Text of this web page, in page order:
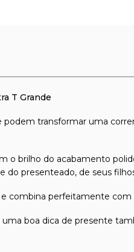
T Grande
podem transformar uma
o brilho do acabamento
do presenteado, de seus
combina perfeitamente com
uma boa dica de presente